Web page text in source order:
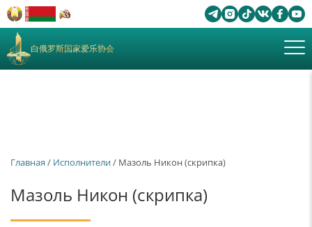
白俄罗斯国家爱乐协会
Главная / Исполнители/ Мазоль Никон (скрипка)
Мазоль Никон (скрипка)